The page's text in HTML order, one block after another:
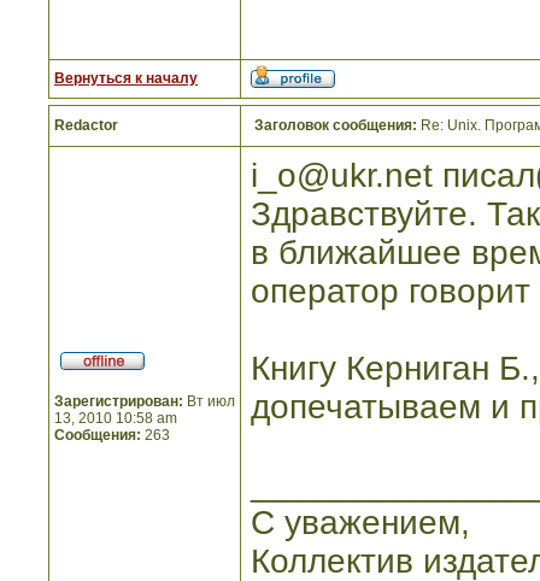
Вернуться к началу
Redactor Заголовок сообщения: Re: Unix.
Зарегистрирован: Вт июл
13, 2010 10:58 am
Сообщения: 263
i_o@ukr.net
Здравствуйте.
в ближайшее
оператор
Книгу Керниган
допечатываем и
С уважением,
Коллектив